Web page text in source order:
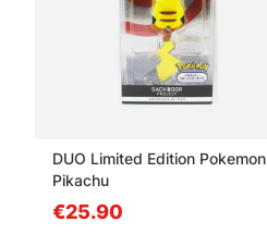
DUO Limited Edition Pokemon -
Pikachu
€25.90